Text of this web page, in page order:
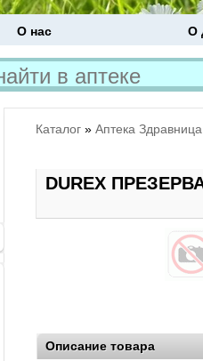
О нас О
Каталог » Аптека Здравница
DUREX
Описание товара